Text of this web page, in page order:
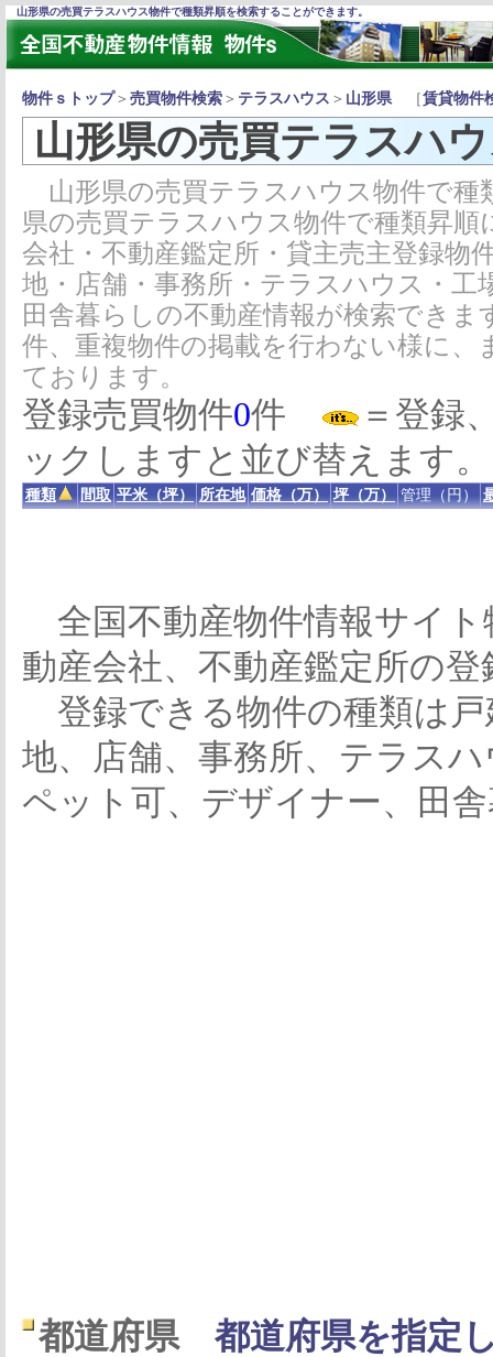
山形県の売買テラスハウス物件で種類昇順を検索することができます。
物件ｓトップ＞ 売買物件検索 ＞ テラスハウス ＞ 山形県［賃貸物件
山形県の売買テラスハ
山形県の売買テラスハウス物件で種
県の売買テラスハウス物件で種類昇
会社・不動産鑑定所・貸主売主登録物
地・店舗・事務所・テラスハウス・
田舎暮らしの不動産情報が検索でき
件、重複物件の掲載を行わない様に
ております。
登録売買物件0件
＝登録
ックしますと並び替えます。
種類 間取 平米（坪） 所在地 価格（万） 坪（万） 管理（円）
全国不動産物件情報サイト
動産会社、不動産鑑定所の
登録できる物件の種類は
地、店舗、事務所、テラス
ペット可、デザイナー、田
都道府県 都道府県を指定